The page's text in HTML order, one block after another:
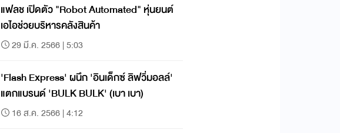
แฟลช เปิดตัว "Robot Automated" หุ่นยนต์
เอไอช่วยบริหารคลังสินค้า
29 มี.ค. 2566 | 5:03
'Flash Express' ผนึก 'อินเด็กซ์ ลิฟวิ่มอลล์'
แตกแบรนด์ 'BULK BULK' (เบา เบา)
16 ส.ค. 2566 | 4:12